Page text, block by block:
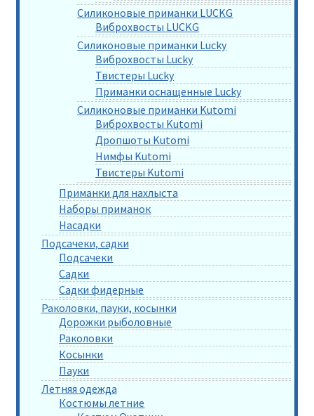
Силиконовые приманки LUCKG
Виброхвосты LUCKG
Силиконовые приманки Lucky
Виброхвосты Lucky
Твистеры Lucky
Приманки оснащенные Lucky
Силиконовые приманки Kutomi
Виброхвосты Kutomi
Дропшоты Kutomi
Нимфы Kutomi
Твистеры Kutomi
Приманки для нахлыста
Наборы приманок
Насадки
Подсачеки, садки
Подсачеки
Садки
Садки фидерные
Раколовки, пауки, косынки
Дорожки рыболовные
Раколовки
Косынки
Пауки
Летняя одежда
Костюмы летние